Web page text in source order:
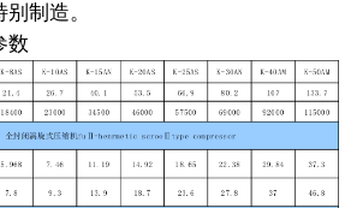
制造。
数